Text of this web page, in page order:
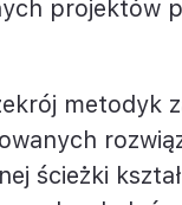
Project
Sprzedaż i
Szkolenia branżowe
projektów
metodyk
ścieżki